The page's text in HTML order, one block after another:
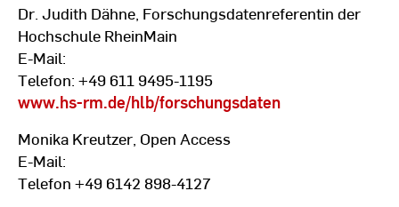
Dr. Judith Dähne, Forschungsdatenreferentin der
Hochschule RheinMain
E-Mail:
Telefon: +49 611 9495-1195
www.hs-rm.de/hlb/forschungsdaten
Monika Kreutzer, Open Access
E-Mail:
Telefon +49 6142 898-4127